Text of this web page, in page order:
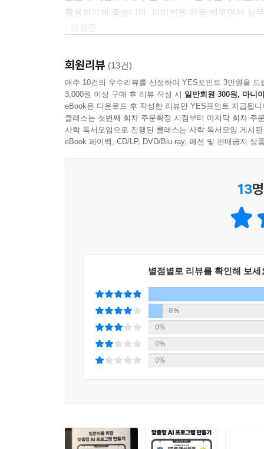
활용하기에 좋습니다. 파이썬을 처음 배우면서 실
다양한 AI 프로그램을 직접 만들면서 많은 것을
모두에게 큰 도움이 될 것입니다.
- 이석곤
쉬운 내용부터 차근차근 설명하기 때문에 파
프로젝트마다 개발 순서를 개괄적으로 안내해
인공지능 API를 적용해보며 해당 API의 기능을
완성하는 뿌듯함을 느낄 수 있으며, 자신만의 프
회원리뷰 (13건)
매주 10건의 우수리뷰를 선정하여 YES포인트 3만원을 드
3,000원 이상 구매 후 리뷰 작성 시 일반회원 300원, 마니
eBook은 다운로드 후 작성한 리뷰만 YES포인트 지급됩니
클래스는 첫번째 회차 주문확정 시점부터 마지막 회차 주
사락 독서모임으로 진행된 클래스는 사락 독서모임 게시
eBook 페이백, CD/LP, DVD/Blu-ray, 패션 및 판매금지 상
13
별점별로 리뷰를 확인해 보세
8%
0%
0%
0%